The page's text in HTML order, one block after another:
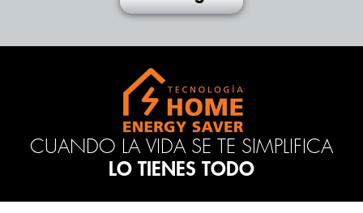
CUANDO LA VIDA SE TE SIMPLIFICA
LO TIENES TODO